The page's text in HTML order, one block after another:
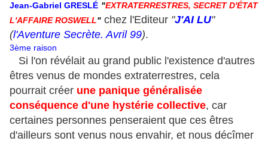
Jean-Gabriel GRESLÉ "EXTRATERRESTRES, SECRET D'ÉTAT
L'AFFAIRE ROSWELL" chez l'Editeur "J'AI LU"
(l'Aventure Secrète. Avril 99).
3ème raison
Si l'on révélait au grand public l'existence d'autres
êtres venus de mondes extraterrestres, cela
pourrait créer une panique généralisée
conséquence d'une hystérie collective, car
certaines personnes penseraient que ces êtres
d'ailleurs sont venus nous envahir, et nous décîmer